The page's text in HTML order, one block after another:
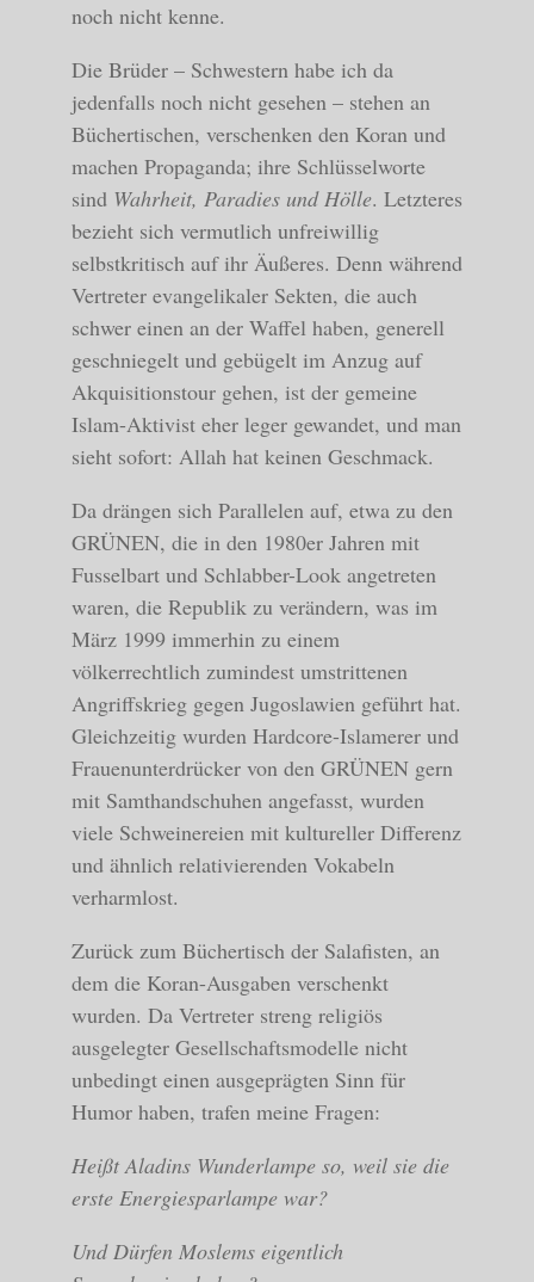
noch nicht kenne.
Die Brüder – Schwestern habe ich da
jedenfalls noch nicht gesehen – stehen an
Büchertischen, verschenken den Koran und
machen Propaganda; ihre Schlüsselworte
sind Wahrheit, Paradies und Hölle. Letzteres
bezieht sich vermutlich unfreiwillig
selbstkritisch auf ihr Äußeres. Denn während
Vertreter evangelikaler Sekten, die auch
schwer einen an der Waffel haben, generell
geschniegelt und gebügelt im Anzug auf
Akquisitionstour gehen, ist der gemeine
Islam-Aktivist eher leger gewandet, und man
sieht sofort: Allah hat keinen Geschmack.
Da drängen sich Parallelen auf, etwa zu den
GRÜNEN, die in den 1980er Jahren mit
Fusselbart und Schlabber-Look angetreten
waren, die Republik zu verändern, was im
März 1999 immerhin zu einem
völkerrechtlich zumindest umstrittenen
Angriffskrieg gegen Jugoslawien geführt hat.
Gleichzeitig wurden Hardcore-Islamerer und
Frauenunterdrücker von den GRÜNEN gern
mit Samthandschuhen angefasst, wurden
viele Schweinereien mit kultureller Differenz
und ähnlich relativierenden Vokabeln
verharmlost.
Zurück zum Büchertisch der Salafisten, an
dem die Koran-Ausgaben verschenkt
wurden. Da Vertreter streng religiös
ausgelegter Gesellschaftsmodelle nicht
unbedingt einen ausgeprägten Sinn für
Humor haben, trafen meine Fragen:
Heißt Aladins Wunderlampe so, weil sie die
erste Energiesparlampe war?
Und Dürfen Moslems eigentlich